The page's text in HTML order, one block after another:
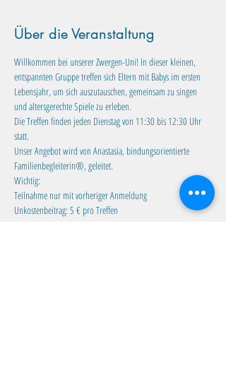
Über die Veranstaltung
Willkommen bei unserer Zwergen-Uni! In dieser kleinen,
entspannten Gruppe treffen sich Eltern mit Babys im ersten
Lebensjahr, um sich auszutauschen, gemeinsam zu singen
und altersgerechte Spiele zu erleben.
Die Treffen finden jeden Dienstag von 11:30 bis 12:30 Uhr
statt.
Unser Angebot wird von Anastasia, bindungsorientierte
Familienbegleiterin®, geleitet.
Wichtig:
Teilnahme nur mit vorheriger Anmeldung
Unkostenbeitrag: 5 € pro Treffen